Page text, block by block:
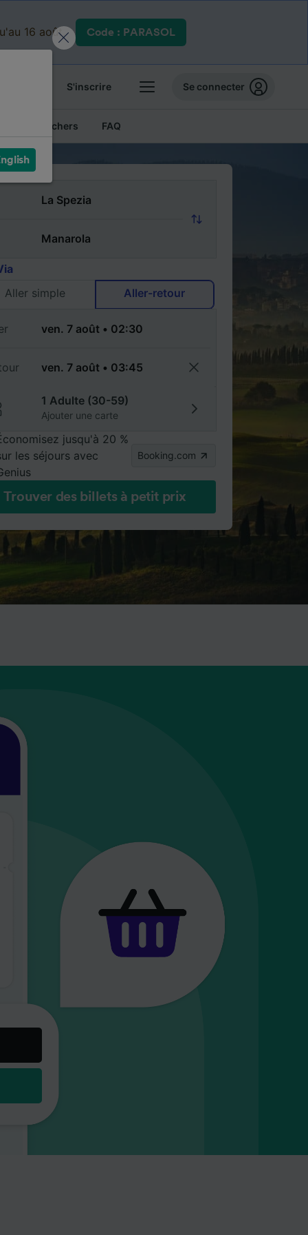
16 août. Code : PARASOL
S'inscrire Se connecter
Billets pas chers FAQ
Aller simple
Aller-retour
1 Adulte (30-59)
Ajouter une carte
jusqu'à 20 %
les séjours avec
Booking.com
Trouver des billets à petit prix